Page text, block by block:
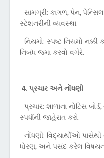
- સામગ્રી: કાગળ, પેન, પેન્સિલ
સ્ટેશનરીની વ્યવસ્થા.
- નિયમો: સ્પષ્ટ નિયમો નક્કી
નિબંધ જમા કરવો વગેરે.
4. પ્રચાર અને નોંધણી
- પ્રચાર: શાળાના નોટિસ બોર્ડ,
સ્પર્ધાની જાહેરાત કરો.
- નોંધણી: વિદ્યાર્થીઓ પાસેથી
ધોરણ, અને પસંદ કરેલ